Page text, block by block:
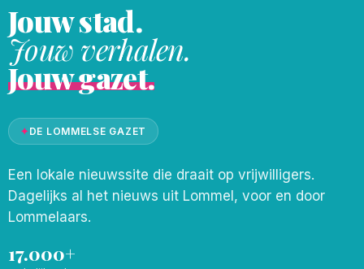
Jouw stad.
Jouw verhalen.
Jouw gazet.
✦DE LOMMELSE GAZET
Een lokale nieuwssite die draait op vrijwilligers.
Dagelijks al het nieuws uit Lommel, voor en door
Lommelaars.
17.000+